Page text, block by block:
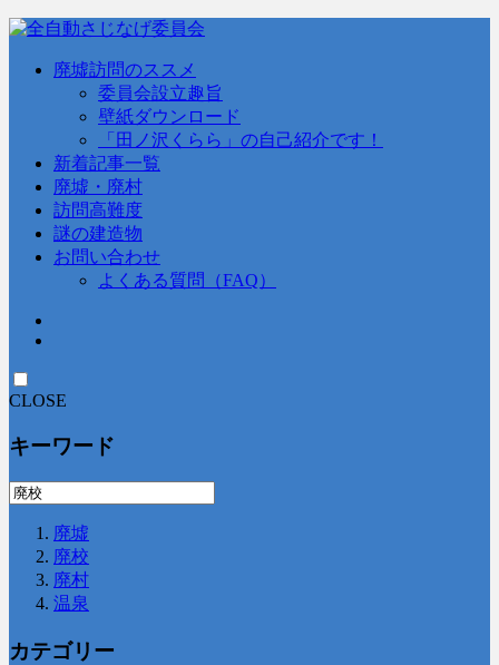
廃墟訪問のススメ
委員会設立趣旨
壁紙ダウンロード
「田ノ沢くらら」の自己紹介です！
新着記事一覧
廃墟・廃村
訪問高難度
謎の建造物
お問い合わせ
よくある質問（FAQ）
CLOSE
キーワード
廃墟
廃校
廃村
温泉
カテゴリー